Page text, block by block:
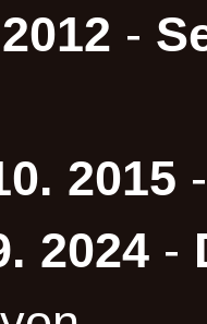
-
2015
2024 -